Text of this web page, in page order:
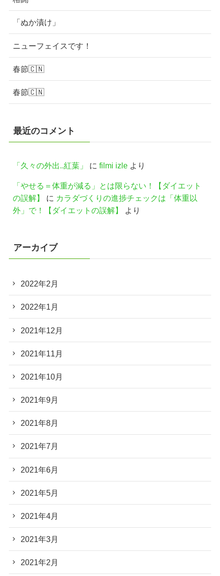
「ぬか漬け」
ニューフェイスです！
春節🇨🇳
春節🇨🇳
最近のコメント
「久々の外出..紅葉」 に filmi izleより
「やせる＝体重が減る」とは限らない！【ダイエット
の誤解】
に カラダづくりの進捗チェックは「体重以
外」で！【ダイエットの誤解】
より
アーカイブ
2022年2月
2022年1月
2021年12月
2021年11月
2021年10月
2021年9月
2021年8月
2021年7月
2021年6月
2021年5月
2021年4月
2021年3月
2021年2月